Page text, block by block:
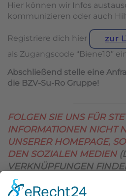
Hier können wir Infos
kommunizieren oder auch
Registriere dich hier zur
als Zugangscode “Biene10”
Abschließend stelle eine
die BZV-Su-Ro Gruppe!
FOLGEN SIE UNS FÜR
INFORMATIONEN NICHT
UNSERER HOMEPAGE,
DEN SOZIALEN MEDIEN
VERKNÜPFUNGEN
OBEREN SEITENRAND)